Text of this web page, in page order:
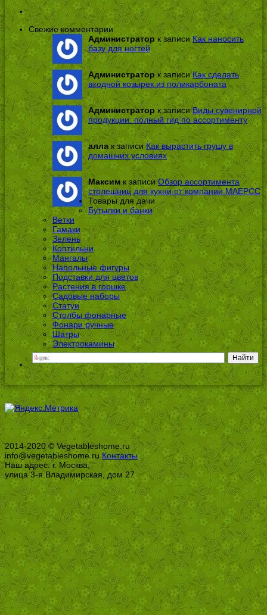
Свежие комментарии
Администраторк записиКак наносить
базу для ногтей
Администраторк записиКак сделать
входной козырек из поликарбоната
Администратор к записиВиды сувенирной
продукции: полный гид по ассортименту
аллак записи Как вырастить грушу в
домашних условиях
Максимк записиОбзор ассортимента
столешниц для кухни от компании МАЕРСС
Товары для дачи
Бутылки и банки
Ветки
Гамаки
Зелень
Коптильни
Мангалы
Напольные фигуры
Подставки для цветов
Растения в горшке
Садовые наборы
Статуи
Столбы фонарные
Фонари ручные
Шатры
Электрокамины
2014-2020 © Vegetableshome.ru
info@vegetableshome.ruКонтакты
Наш адрес: г. Москва,
улица 3-я Владимирская, дом 27